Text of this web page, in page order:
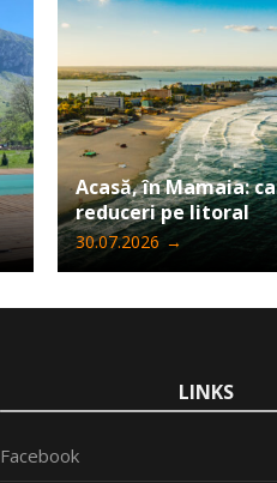
Acasă, în Mamaia:
reduceri pe litoral
30.07.2026 →
LINKS
Facebook